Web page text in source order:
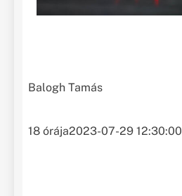
Balogh Tamás
18 órája2023-07-29 12:30:00